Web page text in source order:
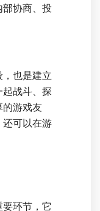
协商、投
也是建立
战斗、探
的游戏友
可以在游
环节，它